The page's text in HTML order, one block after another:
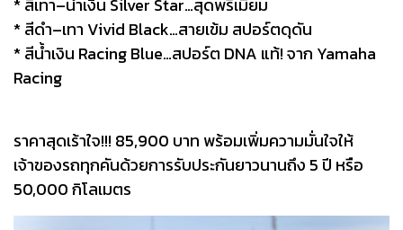
* สีเทา–น้ำเงิน Silver Star…สุดพรีเมียม
* สีดำ–เทา Vivid Black…สายเข้ม สปอร์ตดุดัน
* สีน้ำเงิน Racing Blue…สปอร์ต DNA แท้! จาก Yamaha
Racing
ราคาสุดเร้าใจ!!! 85,900 บาท พร้อมเพิ่มความมั่นใจให้
เจ้าของรถทุกคันด้วยการรับประกันยาวนานถึง 5 ปี หรือ
50,000 กิโลเมตร